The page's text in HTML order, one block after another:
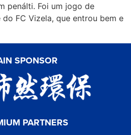
penálti. Foi um jogo de
FC Vizela, que entrou bem e
SPONSOR
PARTNERS